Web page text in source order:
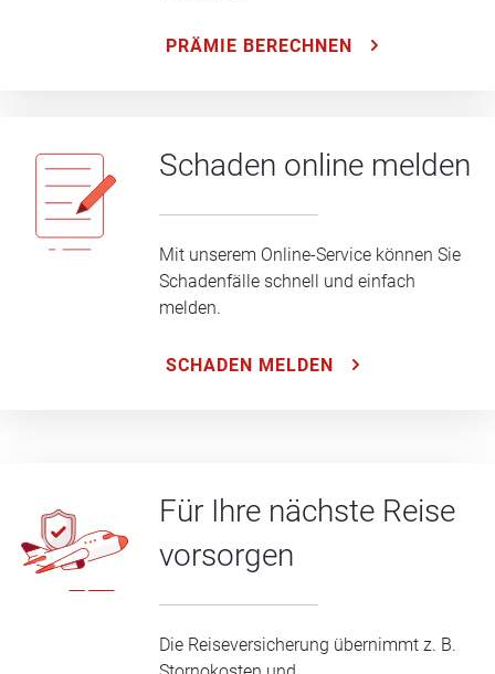
PRÄMIE BERECHNEN
Schaden online melden
Mit unserem Online-Service können Sie
Schadenfälle schnell und einfach
melden.
SCHADEN MELDEN
Für Ihre nächste Reise
vorsorgen
Die Reiseversicherung übernimmt z. B.